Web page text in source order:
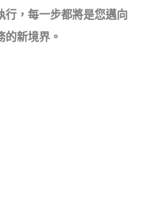
行，每一步都將是您邁向
新境界。